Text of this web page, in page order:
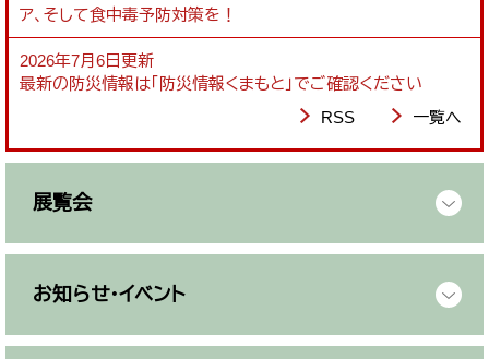
ア、そして食中毒予防対策を！
2026年7月6日更新
最新の防災情報は「防災情報くまもと」でご確認ください
RSS
一覧へ
展覧会
お知らせ・イベント